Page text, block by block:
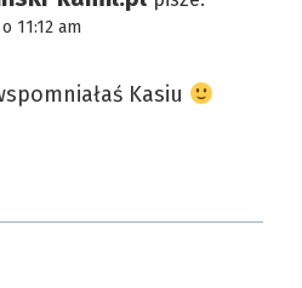
11:12 am
Kasiu